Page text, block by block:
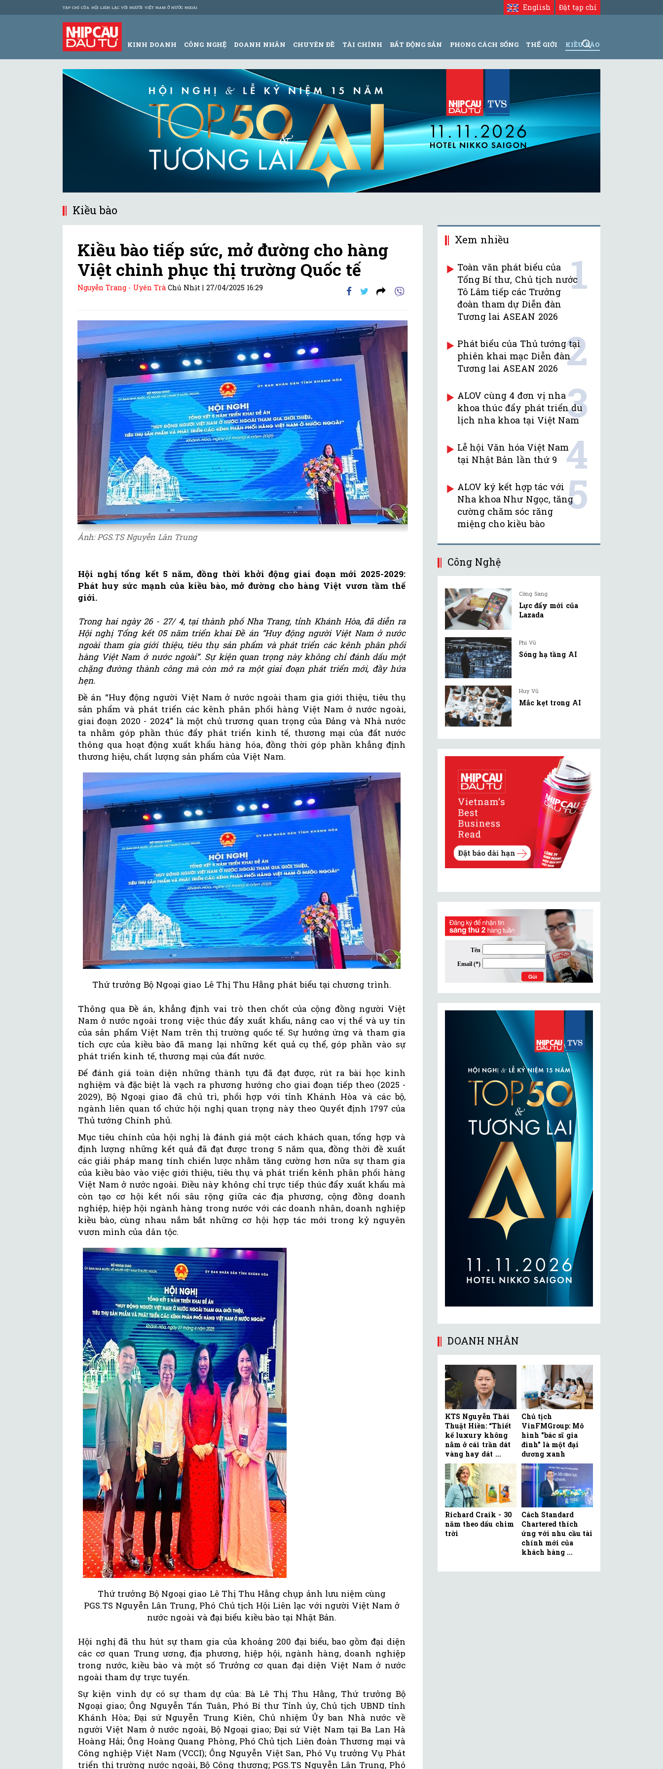
TẠP CHÍ CỦA HỘI LIÊN LẠC VỚI NGƯỜI VIỆT NAM Ở NƯỚC NGOÀI Đặt tạp chí
English
KINH DOANH CÔNG NGHỆ DOANH NHÂN CHUYÊN ĐỀ TÀI CHÍNH BẤT ĐỘNG SẢN PHONG CÁCH SỐNG THẾ GIỚI KIỀU BÀO
Kiều bào
Kiều bào tiếp sức, mở đường cho hàng
Việt chinh phục thị trường Quốc tế
Nguyễn Trang - Uyên Trà Chủ Nhật | 27/04/2025 16:29
Ảnh: PGS.TS Nguyễn Lân Trung
Hội nghị tổng kết 5 năm, đồng thời khởi động giai đoạn mới 2025-2029:
Phát huy sức mạnh của kiều bào, mở đường cho hàng Việt vươn tầm thế
giới.
Trong hai ngày 26 - 27/4, tại thành phố Nha Trang, tỉnh Khánh Hòa, đã diễn ra
Hội nghị Tổng kết 05 năm triển khai Đề án “Huy động người Việt Nam ở nước
ngoài tham gia giới thiệu, tiêu thụ sản phẩm và phát triển các kênh phân phối
hàng Việt Nam ở nước ngoài”. Sự kiện quan trọng này không chỉ đánh dấu một
chặng đường thành công mà còn mở ra một giai đoạn phát triển mới, đầy hứa
hẹn.
Đề án “Huy động người Việt Nam ở nước ngoài tham gia giới thiệu, tiêu thụ
sản phẩm và phát triển các kênh phân phối hàng Việt Nam ở nước ngoài,
giai đoạn 2020 - 2024” là một chủ trương quan trọng của Đảng và Nhà nước
ta nhằm góp phần thúc đẩy phát triển kinh tế, thương mại của đất nước
thông qua hoạt động xuất khẩu hàng hóa, đồng thời góp phần khẳng định
thương hiệu, chất lượng sản phẩm của Việt Nam.
Thứ trưởng Bộ Ngoại giao Lê Thị Thu Hằng phát biểu tại chương trình.
Thông qua Đề án, khẳng định vai trò then chốt của cộng đồng người Việt
Nam ở nước ngoài trong việc thúc đẩy xuất khẩu, nâng cao vị thế và uy tín
của sản phẩm Việt Nam trên thị trường quốc tế. Sự hưởng ứng và tham gia
tích cực của kiều bào đã mang lại những kết quả cụ thể, góp phần vào sự
phát triển kinh tế, thương mại của đất nước.
Để đánh giá toàn diện những thành tựu đã đạt được, rút ra bài học kinh
nghiệm và đặc biệt là vạch ra phương hướng cho giai đoạn tiếp theo (2025 -
2029), Bộ Ngoại giao đã chủ trì, phối hợp với tỉnh Khánh Hòa và các bộ,
ngành liên quan tổ chức hội nghị quan trọng này theo Quyết định 1797 của
Thủ tướng Chính phủ.
Mục tiêu chính của hội nghị là đánh giá một cách khách quan, tổng hợp và
định lượng những kết quả đã đạt được trong 5 năm qua, đồng thời đề xuất
các giải pháp mang tính chiến lược nhằm tăng cường hơn nữa sự tham gia
của kiều bào vào việc giới thiệu, tiêu thụ và phát triển kênh phân phối hàng
Việt Nam ở nước ngoài. Điều này không chỉ trực tiếp thúc đẩy xuất khẩu mà
còn tạo cơ hội kết nối sâu rộng giữa các địa phương, cộng đồng doanh
nghiệp, hiệp hội ngành hàng trong nước với các doanh nhân, doanh nghiệp
kiều bào, cùng nhau nắm bắt những cơ hội hợp tác mới trong kỷ nguyên
vươn mình của dân tộc.
Thứ trưởng Bộ Ngoại giao Lê Thị Thu Hằng chụp ảnh lưu niệm cùng
PGS.TS Nguyễn Lân Trung, Phó Chủ tịch Hội Liên lạc với người Việt Nam ở
nước ngoài và đại biểu kiều bào tại Nhật Bản.
Hội nghị đã thu hút sự tham gia của khoảng 200 đại biểu, bao gồm đại diện
các cơ quan Trung ương, địa phương, hiệp hội, ngành hàng, doanh nghiệp
trong nước, kiều bào và một số Trưởng cơ quan đại diện Việt Nam ở nước
ngoài tham dự trực tuyến.
Sự kiện vinh dự có sự tham dự của: Bà Lê Thị Thu Hằng, Thứ trưởng Bộ
Ngoại giao; Ông Nguyễn Tấn Tuân, Phó Bí thư Tỉnh ủy, Chủ tịch UBND tỉnh
Khánh Hòa; Đại sứ Nguyễn Trung Kiên, Chủ nhiệm Ủy ban Nhà nước về
người Việt Nam ở nước ngoài, Bộ Ngoại giao; Đại sứ Việt Nam tại Ba Lan Hà
Hoàng Hải; Ông Hoàng Quang Phòng, Phó Chủ tịch Liên đoàn Thương mại và
Công nghiệp Việt Nam (VCCI); Ông Nguyễn Việt San, Phó Vụ trưởng Vụ Phát
triển thị trường nước ngoài, Bộ Công thương; PGS.TS Nguyễn Lân Trung, Phó
Xem nhiều
Toàn văn phát biểu của
Tổng Bí thư, Chủ tịch nước
Tô Lâm tiếp các Trưởng
đoàn tham dự Diễn đàn
Tương lai ASEAN 2026
1
Phát biểu của Thủ tướng tại
phiên khai mạc Diễn đàn
Tương lai ASEAN 2026
2
ALOV cùng 4 đơn vị nha
khoa thúc đẩy phát triển du
lịch nha khoa tại Việt Nam
3
Lễ hội Văn hóa Việt Nam
tại Nhật Bản lần thứ 9
4
ALOV ký kết hợp tác với
Nha khoa Như Ngọc, tăng
cường chăm sóc răng
miệng cho kiều bào
5
Công Nghệ
Công Sang
Lực đẩy mới của
Lazada
Phi Vũ
Sóng hạ tầng AI
Huy Vũ
Mắc kẹt trong AI
DOANH NHÂN
KTS Nguyễn Thái
Thuật Hiền: “Thiết
kế luxury không
nằm ở cái trần dát
vàng hay dát ...
Chủ tịch
VinFMGroup: Mô
hình "bác sĩ gia
đình" là một đại
dương xanh
Richard Craik - 30
năm theo dấu chim
trời
Cách Standard
Chartered thích
ứng với nhu cầu tài
chính mới của
khách hàng ...